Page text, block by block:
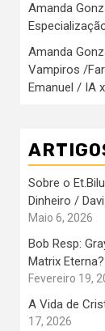
Amanda
Amanda
Vampiros /
Emanuel / IA
Sobre o
Dinheiro /
Maio 6, 2026
Bob Resp:
Matrix
Fevereiro 19,
A Vida de
17, 2026